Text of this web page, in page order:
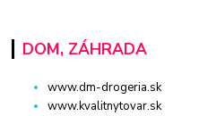
DOM, ZÁHRADA
www.dm-drogeria.sk
www.kvalitnytovar.sk